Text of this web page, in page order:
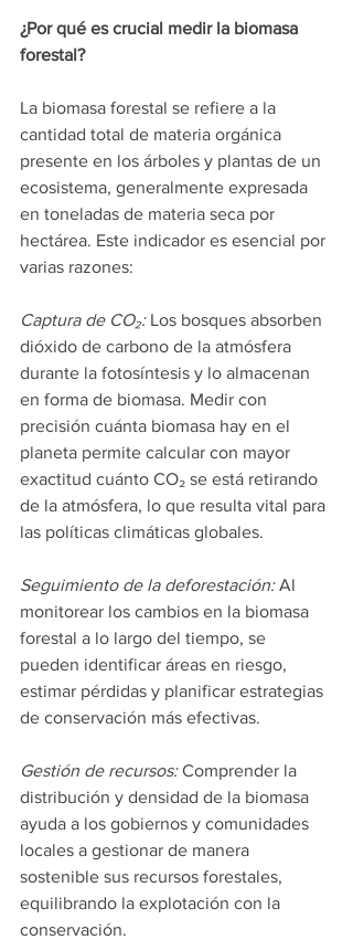
¿Por qué es crucial medir la biomasa
forestal?
La biomasa forestal se refiere a la
cantidad total de materia orgánica
presente en los árboles y plantas de un
ecosistema, generalmente expresada
en toneladas de materia seca por
hectárea. Este indicador es esencial por
varias razones:
Captura de CO₂: Los bosques absorben
dióxido de carbono de la atmósfera
durante la fotosíntesis y lo almacenan
en forma de biomasa. Medir con
precisión cuánta biomasa hay en el
planeta permite calcular con mayor
exactitud cuánto CO₂ se está retirando
de la atmósfera, lo que resulta vital para
las políticas climáticas globales.
Seguimiento de la deforestación: Al
monitorear los cambios en la biomasa
forestal a lo largo del tiempo, se
pueden identificar áreas en riesgo,
estimar pérdidas y planificar estrategias
de conservación más efectivas.
Gestión de recursos: Comprender la
distribución y densidad de la biomasa
ayuda a los gobiernos y comunidades
locales a gestionar de manera
sostenible sus recursos forestales,
equilibrando la explotación con la
conservación.